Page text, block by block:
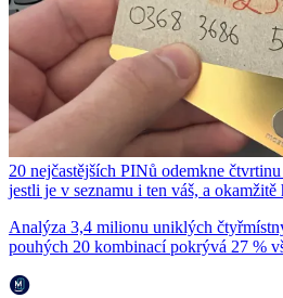
20 nejčastějších PINů odemkne
jestli je v seznamu i ten váš, a okamžitě
Analýza 3,4 milionu uniklých
pouhých 20 kombinací pokrývá 27 %